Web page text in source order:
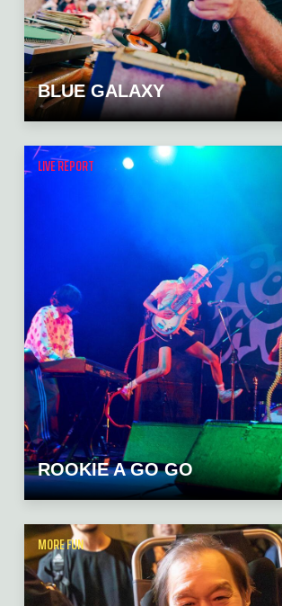
BLUE GALAXY
LIVE REPORT
ROOKIE A GO GO
MORE FUN